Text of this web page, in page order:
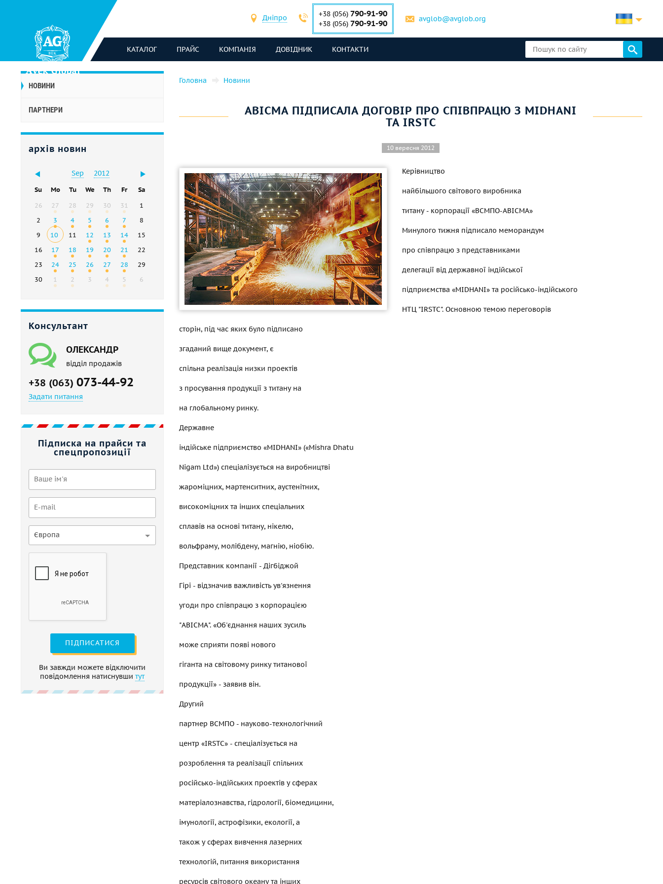
Дніпро +38 (056) 790-91-90
+38 (056) 790-91-90 avglob@avglob.org
КАТАЛОГ ПРАЙС КОМПАНІЯ ДОВІДНИК КОНТАКТИ
НОВИНИ
ПАРТНЕРИ
архів новин
Sep 2012
Su Mo Tu We Th Fr
Sa
26
27 28 29 30 31
1
2
3 4 5 6 7
8
9
10 11 12 13 14
15
16
17 18 19 20 21
22
23
24 25 26 27 28
29
30
1 2 3 4 5 6
Консультант
ОЛЕКСАНДР
відділ продажів
+38 (063) 073-44-92
Задати питання
Підписка на прайси та
спецпропозиції
Європа
ПІДПИСАТИСЯ
Ви завжди можете відключити
повідомлення натиснувши тут
Головна Новини
АВІСМА ПІДПИСАЛА ДОГОВІР ПРО СПІВПРАЦЮ З MIDHANI
ТА IRSTC
10 вересня 2012
Керівництво
найбільшого світового виробника
титану - корпорації «ВСМПО-АВІСМА»
Минулого тижня підписало меморандум
про співпрацю з представниками
делегації від державної індійської
підприємства «MIDHANI» та російсько-індійського
НТЦ "IRSTC". Основною темою переговорів
сторін, під час яких було підписано
згаданий вище документ, є
спільна реалізація низки проектів
з просування продукції з титану на
на глобальному ринку.
Державне
індійське підприємство «MIDHANI» («Mishra Dhatu
Nigam Ltd») спеціалізується на виробництві
жароміцних, мартенситних, аустенітних,
високоміцних та інших спеціальних
сплавів на основі титану, нікелю,
вольфраму, молібдену, магнію, ніобію.
Представник компанії - Дігбіджой
Гірі - відзначив важливість ув'язнення
угоди про співпрацю з корпорацією
"АВІСМА". «Об'єднання наших зусиль
може сприяти появі нового
гіганта на світовому ринку титанової
продукції» - заявив він.
Другий
партнер ВСМПО - науково-технологічний
центр «IRSTC» - спеціалізується на
розроблення та реалізації спільних
російсько-індійських проектів у сферах
матеріалознавства, гідрології, біомедицини,
імунології, астрофізики, екології, а
також у сферах вивчення лазерних
технологій, питання використання
ресурсів світового океану та інших